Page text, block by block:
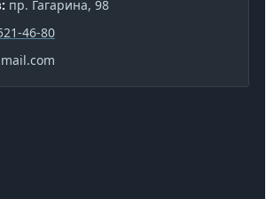
пр. Гагарина, 98
46-80